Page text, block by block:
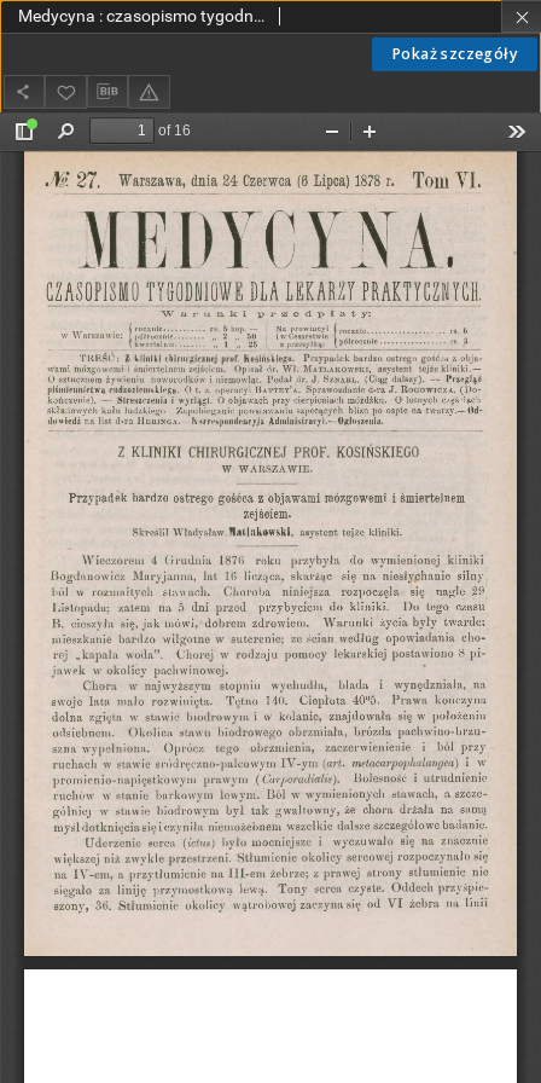
Pokaż szczegóły
Medycyna : czasopismo tygodniowe dla lekarzy praktycznych 1878, T. VI, nr 27